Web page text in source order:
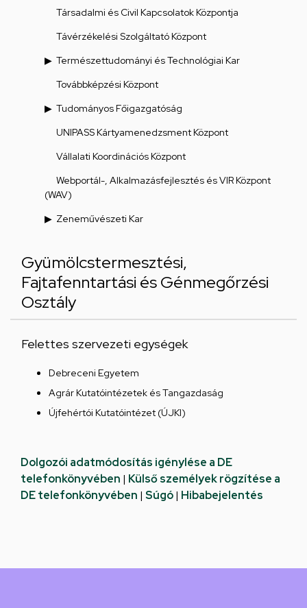
Társadalmi és Civil Kapcsolatok Központja
Távérzékelési Szolgáltató Központ
Természettudományi és Technológiai Kar
Továbbképzési Központ
Tudományos Főigazgatóság
UNIPASS Kártyamenedzsment Központ
Vállalati Koordinációs Központ
Webportál-, Alkalmazásfejlesztés és VIR Központ
(WAV)
Zeneművészeti Kar
Gyümölcstermesztési,
Fajtafenntartási és Génmegőrzési
Osztály
Felettes szervezeti egységek
Debreceni Egyetem
Agrár Kutatóintézetek és Tangazdaság
Újfehértói Kutatóintézet (ÚJKI)
Dolgozói adatmódosítás igénylése a DE
telefonkönyvében | Külső személyek rögzítése a
DE telefonkönyvében | Súgó| Hibabejelentés